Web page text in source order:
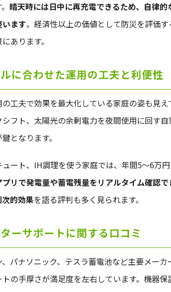
晴天時には日中に再充電できるため、自律
ます。経済性以上の価値として防災を評価
あります。
に合わせた運用の工夫と利便性
工夫で効果を最大化している家庭の姿も見
フト、太陽光の余剰電力を夜間使用に回す
となります。
ート、IH調理を使う家庭では、年間5〜6万
リで発電量や蓄電残量をリアルタイム確認
的効果を語る評判も多く見られます。
ーサポートに関する口コミ
パナソニック、テスラ蓄電池など主要メー
の手厚さが満足度を左右しています。機器